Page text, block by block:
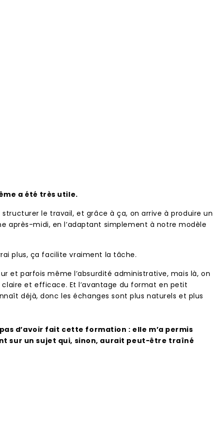
a été très utile.
le travail, et grâce à ça, on arrive à produire un
après-midi, en l’adaptant simplement à notre modèle
plus, ça facilite vraiment la tâche.
et parfois même l’absurdité administrative, mais là, on
et efficace. Et l’avantage du format en petit
déjà, donc les échanges sont plus naturels et plus
d’avoir fait cette formation : elle m’a permis
sur un sujet qui, sinon, aurait peut-être traîné